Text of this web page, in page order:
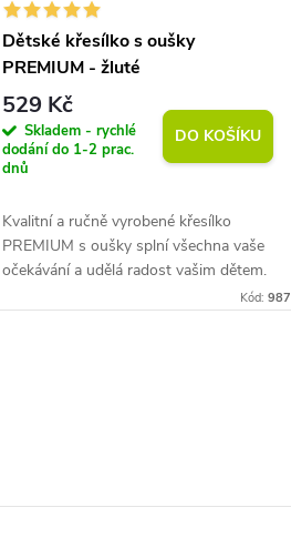
Dětské křesílko s oušky
PREMIUM - žluté
529 Kč
Skladem - rychlé
dodání do 1-2 prac.
dnů
DO KOŠÍKU
Kvalitní a ručně vyrobené křesílko
PREMIUM s oušky splní všechna vaše
očekávání a udělá radost vašim dětem.
Kód: 987